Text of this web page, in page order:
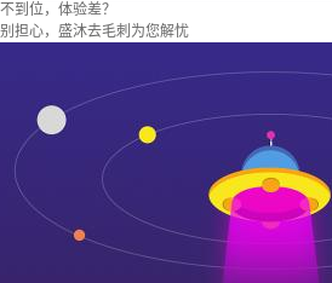
不到位，体验差？
别担心，盛沐去毛刺为您解忧